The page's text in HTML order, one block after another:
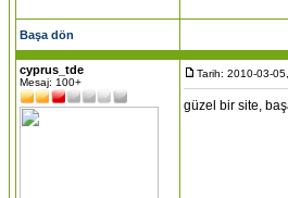
Başa dön
cyprus_tde
Mesaj: 100+
Tarih: 2010-03-
güzel bir site,